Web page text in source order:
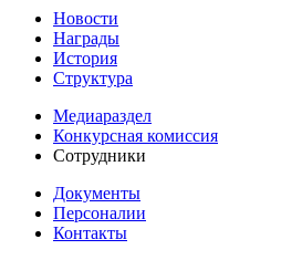
Новости
Награды
История
Структура
Медиараздел
Конкурсная комиссия
Сотрудники
Документы
Персоналии
Контакты